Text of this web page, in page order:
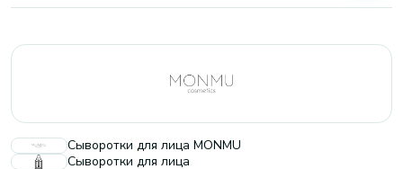
Сыворотки для лица MONMU
Сыворотки для лица